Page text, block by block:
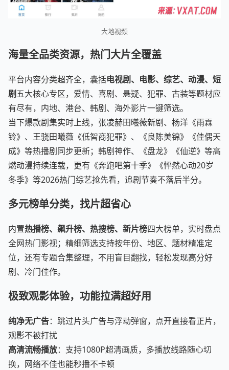
大地视频
海量全品类资源，热门大片全覆盖
平台内容分类超齐全，囊括电视剧、电影、综艺、动漫、短
剧五大核心专区，爱情、喜剧、悬疑、犯罪、古装等题材应
有尽有，内地、港台、韩剧、海外影片一键筛选。
当下爆款剧集实时上线，张凌赫田曦薇新剧、杨洋《雨霖
铃》、王骁田曦薇《低智商犯罪》、《良陈美锦》《佳偶天
成》等热播剧同步更新；韩剧神作、《盘龙》《仙逆》等高
燃动漫持续连载，更有《奔跑吧第十季》《怦然心动20岁
冬季》等2026热门综艺抢先看，追剧节奏不落后半分。
多元榜单分类，找片超省心
内置热播榜、飙升榜、热搜榜、新片榜四大榜单，实时盘点
全网热门影视；精细筛选支持按年份、地区、题材精准定
位，还有专题合集整理，不用盲目翻找，轻松发现高分好
剧、冷门佳作。
极致观影体验，功能拉满超好用
纯净无广告：跳过片头广告与浮动弹窗，点开直接看正片，
观影不被打扰
高清流畅播放：支持1080P超清画质，多播放线路随心切
换，网络不佳也能秒播不卡顿